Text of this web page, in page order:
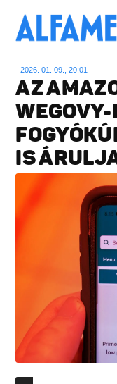
2026. 01. 09., 20:01
AZ
WEGOVY-
IS